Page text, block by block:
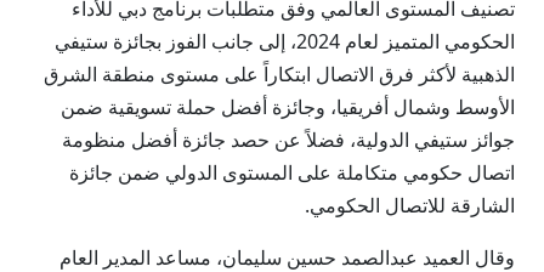
تصنيف المستوى العالمي وفق متطلبات برنامج دبي للأداء
الحكومي المتميز لعام 2024، إلى جانب الفوز بجائزة ستيفي
الذهبية لأكثر فرق الاتصال ابتكاراً على مستوى منطقة الشرق
الأوسط وشمال أفريقيا، وجائزة أفضل حملة تسويقية ضمن
جوائز ستيفي الدولية، فضلاً عن حصد جائزة أفضل منظومة
اتصال حكومي متكاملة على المستوى الدولي ضمن جائزة
الشارقة للاتصال الحكومي.
وقال العميد عبدالصمد حسين سليمان، مساعد المدير العام